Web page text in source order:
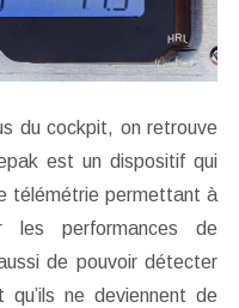
du cockpit, on retrouve
est un dispositif qui
télémétrie permettant à
les performances de
de pouvoir détecter
ne deviennent de